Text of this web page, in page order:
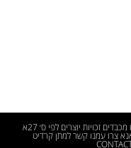
2023 © כל הזכויות שמורות - בראש החדשות | אנו מכבדים זכויות יוצרים לפי ס׳ 27א
צרו עמנו קשר למתן קרדיט